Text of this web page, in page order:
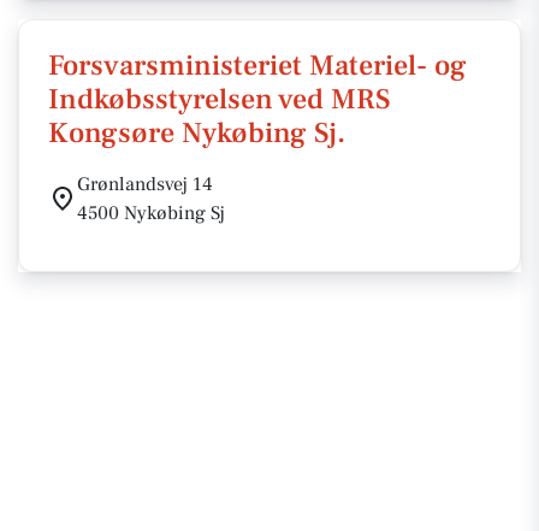
Forsvarsministeriet Materiel- og
Indkøbsstyrelsen ved MRS
Kongsøre Nykøbing Sj.
Grønlandsvej 14
4500 Nykøbing Sj